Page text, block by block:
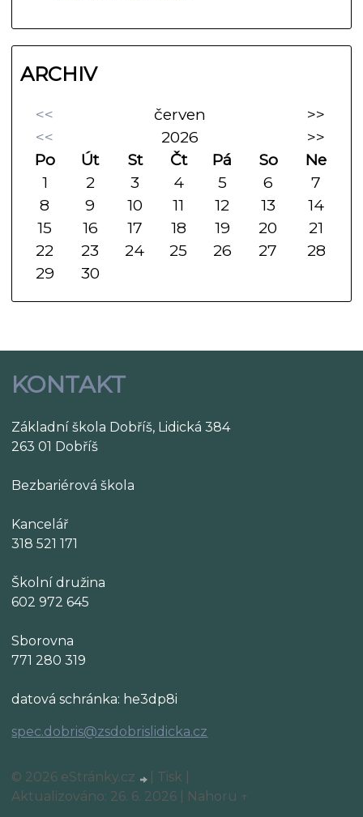
ARCHIV
<< červen
>>
<<
2026
>>
Po
Út St Čt Pá So
Ne
1
2 3 4 5 6
7
8
9 10 11 12 13
14
15
16 17 18 19 20
21
22
23 24 25 26 27
28
29
30
KONTAKT
Základní škola Dobříš, Lidická 384
263 01 Dobříš
Bezbariérová škola
Kancelář
318 521 171
Školní družina
602 972 645
Sborovna
771 280 319
datová schránka: he3dp8i
spec.dobris@zsdobrislidicka.cz
© 2026 eStránky.cz Tisk
Aktualizováno: 26. 6. 2026
Nahoru ↑